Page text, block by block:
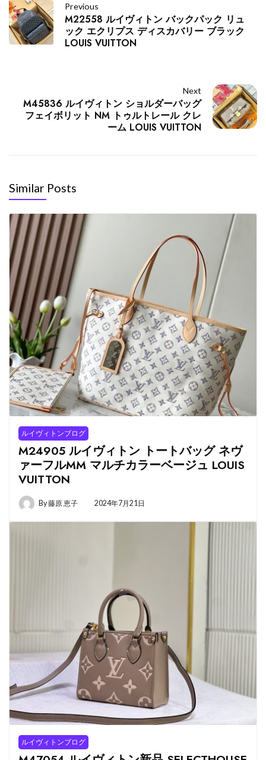
Previous
M22558 ルイヴィトン バックパック リュ
ック エクリプス ディスカバリー ブラック
LOUIS VUITTON
Next
M45836 ルイヴィトン ショルダーバッグ
フェイボリット NM トゥルトレール クレ
ーム LOUIS VUITTON
Similar Posts
ルイヴィトンブログ
M24905 ルイヴィトン トートバッグ ネヴ
ァーフルMM マルチカラーベージュ LOUIS
VUITTON
By藤原 恵子 2024年7月21日
ルイヴィトンブログ